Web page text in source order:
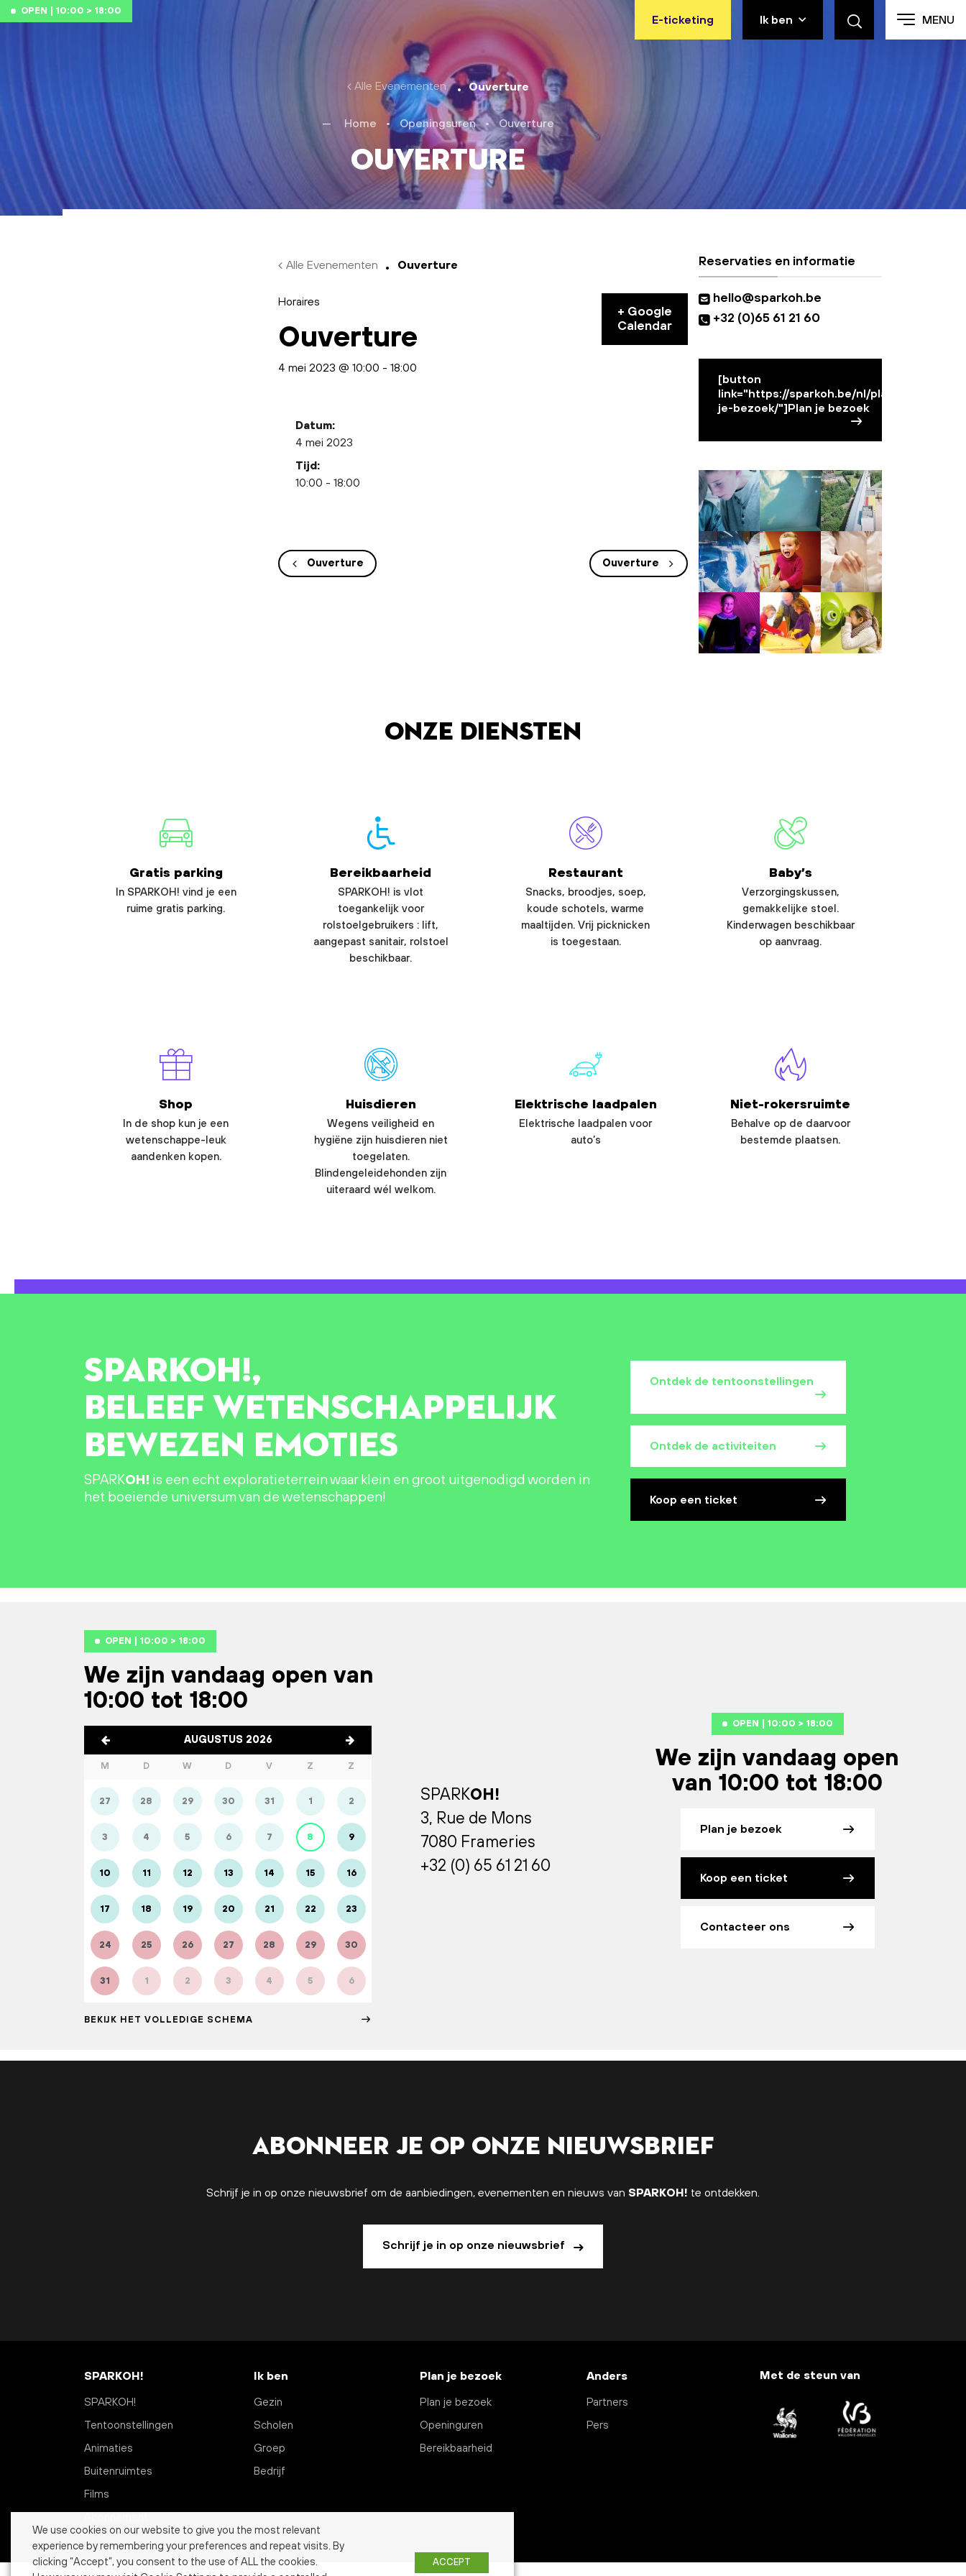
Skip to main content
OPEN | 10:00 > 18:00
E-ticketing Ik ben MENU
Alle Evenementen Ouverture
Ouverture
Home • Openingsuren • Ouverture
Alle Evenementen Ouverture
Horaires
Ouverture
4 mei 2023 @ 10:00 - 18:00
Datum:
4 mei 2023
Tijd:
10:00 - 18:00
+ Google
Calendar
Ouverture Ouverture
Reservaties en informatie
hello@sparkoh.be
+32 (0)65 61 21 60
[button
link="https://sparkoh.be/nl/plan-
je-bezoek/"]Plan je bezoek
Onze diensten
Gratis parking
In SPARKOH! vind je een
ruime gratis parking.
Bereikbaarheid
SPARKOH! is vlot
toegankelijk voor
rolstoelgebruikers : lift,
aangepast sanitair, rolstoel
beschikbaar.
Restaurant
Snacks, broodjes, soep,
koude schotels, warme
maaltijden. Vrij picknicken
is toegestaan.
Baby’s
Verzorgingskussen,
gemakkelijke stoel.
Kinderwagen beschikbaar
op aanvraag.
Shop
In de shop kun je een
wetenschappe-leuk
aandenken kopen.
Huisdieren
Wegens veiligheid en
hygiëne zijn huisdieren niet
toegelaten.
Blindengeleidehonden zijn
uiteraard wél welkom.
Elektrische laadpalen
Elektrische laadpalen voor
auto’s
Niet-rokersruimte
Behalve op de daarvoor
bestemde plaatsen.
Ontdek de tentoonstellingen
Ontdek de activiteiten
Koop een ticket
SPARKOH!,
BELEEF WETENSCHAPPELIJK
BEWEZEN EMOTIES
SPARKOH! is een echt exploratieterrein waar klein en groot uitgenodigd worden in
het boeiende universum van de wetenschappen!
OPEN | 10:00 > 18:00
We zijn vandaag open van
10:00 tot 18:00
AUGUSTUS 2026
M D W D V Z Z
27 28 29 30 31 1 2
3 4 5 6 7 8 9
10 11 12 13 14 15 16
17 18 19 20 21 22 23
24 25 26 27 28 29 30
31 1 2 3 4 5 6
BEKIJK HET VOLLEDIGE SCHEMA
SPARKOH!
3, Rue de Mons
7080 Frameries
+32 (0) 65 61 21 60
OPEN | 10:00 > 18:00
We zijn vandaag open
van 10:00 tot 18:00
Plan je bezoek
Koop een ticket
Contacteer ons
Abonneer je op onze nieuwsbrief
Schrijf je in op onze nieuwsbrief om de aanbiedingen, evenementen en nieuws van SPARKOH! te ontdekken.
Schrijf je in op onze nieuwsbrief
SPARKOH!
SPARKOH!
Tentoonstellingen
Animaties
Buitenruimtes
Films
Ik ben
Gezin
Scholen
Groep
Bedrijf
Plan je bezoek
Plan je bezoek
Openinguren
Bereikbaarheid
Anders
Partners
Pers
Met de steun van
We use cookies on our website to give you the most relevant
experience by remembering your preferences and repeat visits. By
clicking “Accept”, you consent to the use of ALL the cookies.
ACCEPT